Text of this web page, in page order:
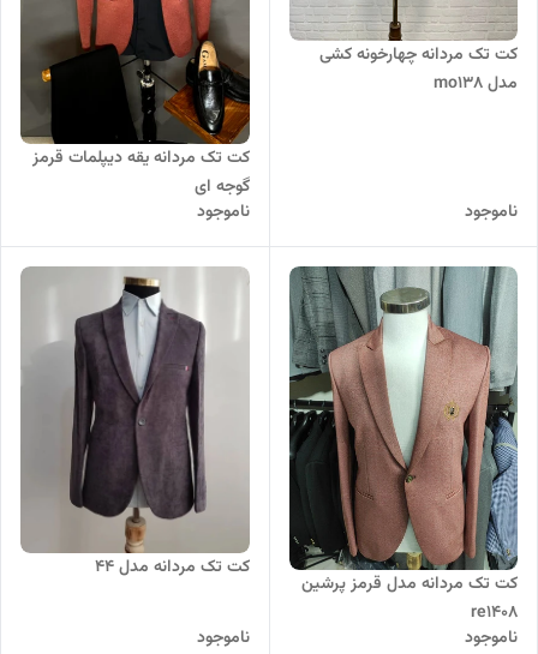
کت تک مردانه چهارخونه کشی
مدل mo138
ناموجود
کت تک مردانه یقه دیپلمات قرمز
گوجه ای
ناموجود
کت تک مردانه مدل قرمز پرشین
re1408
ناموجود
کت تک مردانه مدل 44
ناموجود